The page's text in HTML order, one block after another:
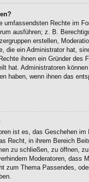
umfassendsten Rechte im
ausführen; z. B.
erstellen,
die ein Administrator hat,
ihnen ein Gründer des
hat. Administratoren
haben, wenn ihnen das
ist es, das Geschehen im
Recht, in ihrem Bereich
zu schließen, zu öffnen,
Moderatoren, dass
zum Thema Passendes,